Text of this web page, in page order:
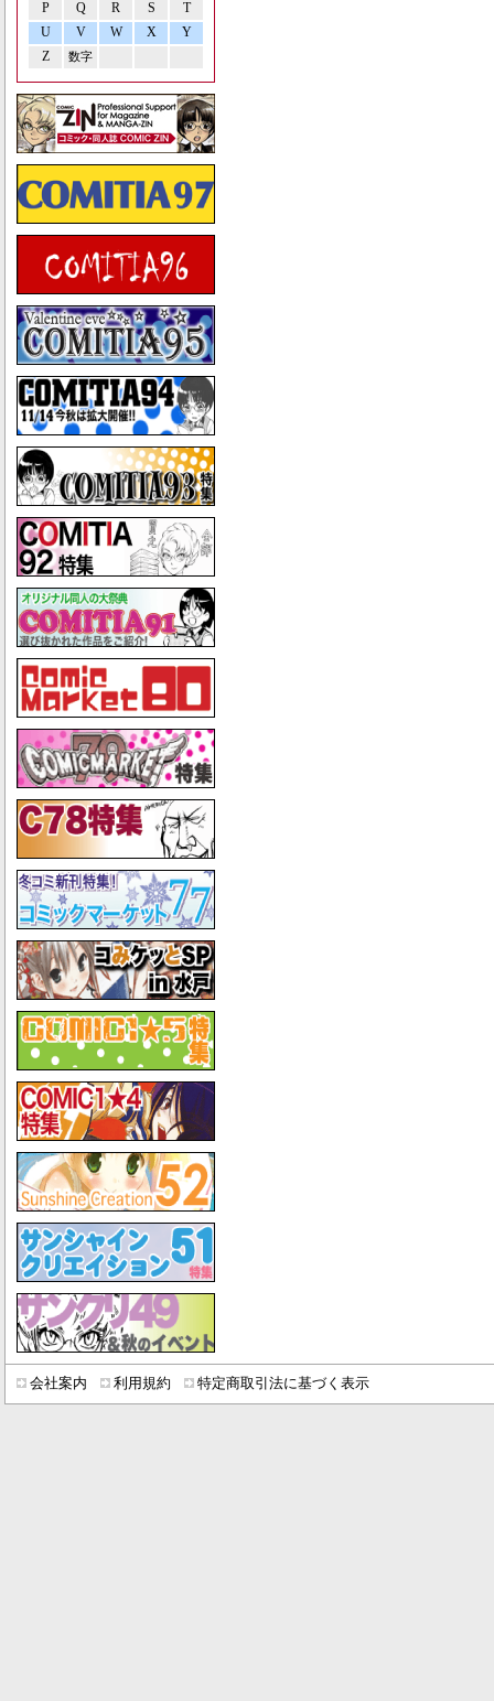
P Q R S
T
U
V W X
Y
Z
数字
会社案内 利用規約 特定商取引法に基づく表示